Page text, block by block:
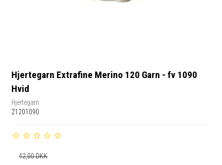
Hjertegarn Extrafine Merino 120 Garn - fv 1090
Hvid
Hjertegarn
21201090
42,00 DKK